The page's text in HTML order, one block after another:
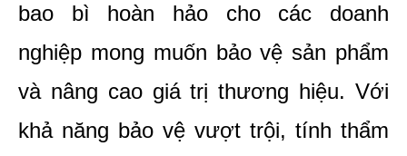
bao bì hoàn hảo cho các doanh
nghiệp mong muốn bảo vệ sản phẩm
và nâng cao giá trị thương hiệu. Với
khả năng bảo vệ vượt trội, tính thẩm